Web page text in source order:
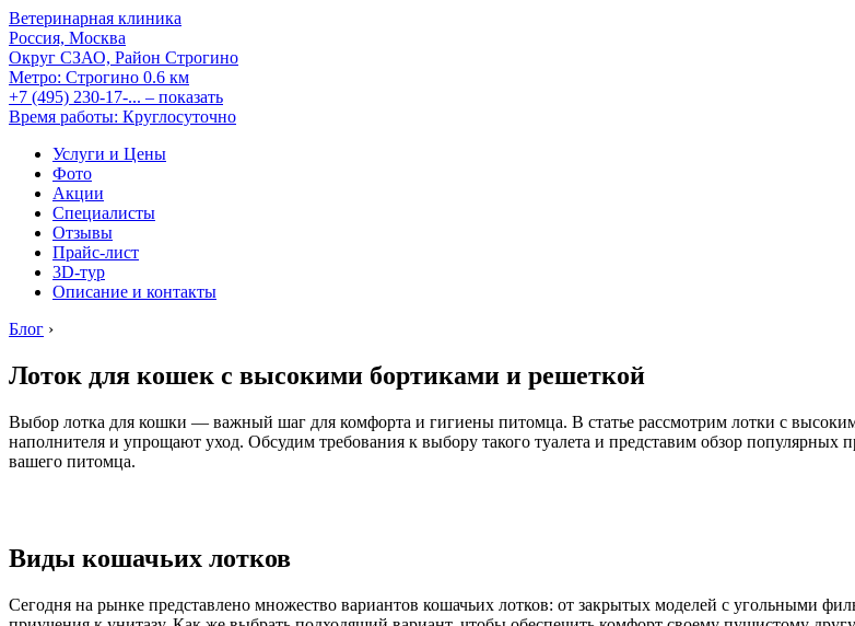
Ветеринарная клиника
Россия, Москва
Округ СЗАО, Район Строгино
Метро: Строгино 0.6 км
+7 (495) 230-17-... – показать
Время работы: Круглосуточно
Услуги и Цены
Фото
Акции
Специалисты
Отзывы
Прайс-лист
3D-тур
Описание и контакты
Блог ›
Лоток для кошек с высокими бортиками и решеткой
Выбор лотка для кошки — важный шаг для комфорта и гигиены питомца. В статье рассмотрим лотки с
наполнителя и упрощают уход. Обсудим требования к выбору такого туалета и представим обзор
вашего питомца.
Виды кошачьих лотков
Сегодня на рынке представлено множество вариантов кошачьих лотков: от закрытых моделей с угольными